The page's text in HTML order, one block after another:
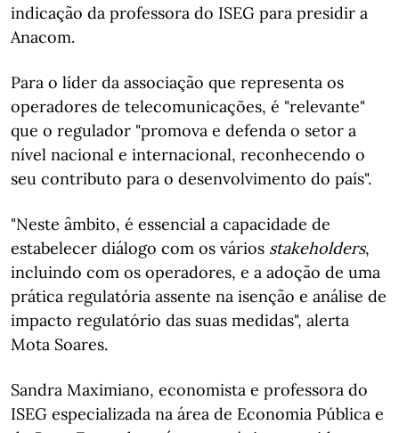
indicação da professora do ISEG para presidir a
Anacom.
Para o líder da associação que representa os
operadores de telecomunicações, é "relevante"
que o regulador "promova e defenda o setor a
nível nacional e internacional, reconhecendo o
seu contributo para o desenvolvimento do país".
"Neste âmbito, é essencial a capacidade de
estabelecer diálogo com os vários stakeholders,
incluindo com os operadores, e a adoção de uma
prática regulatória assente na isenção e análise de
impacto regulatório das suas medidas", alerta
Mota Soares.
Sandra Maximiano, economista e professora do
ISEG especializada na área de Economia Pública e